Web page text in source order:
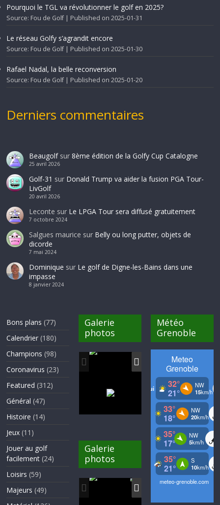
Pourquoi le TGL va révolutionner le golf en 2025?
Source: Fou de Golf Published on 2025-01-31
Le réseau Golfy s’agrandit encore
Source: Fou de Golf Published on 2025-01-30
Rafael Nadal, la belle reconversion
Source: Fou de Golf Published on 2025-01-20
Derniers commentaires
Beaugolfsur 8ème édition de la Golfy Cup Catalogne
25 avril 2026
Golf-31 sur Donald Trump va aider la fusion PGA Tour-
LivGolf
20 avril 2026
Leconte sur Le LPGA Tour sera diffusé gratuitement
7 octobre 2024
Salgues maurice sur Belly ou long putter, objets de
dicorde
7 mai 2024
Dominique sur Le golf de Digne-les-Bains dans une
impasse
8 janvier 2024
Bons plans (77)
Calendrier (180)
Champions (98)
Coronavirus (23)
Featured (312)
Général (47)
Histoire (14)
Jeux (11)
Jouer au golf
facilement (24)
Loisirs (59)
Majeurs (49)
Galerie
photos
Galerie
photos
Météo
Grenoble